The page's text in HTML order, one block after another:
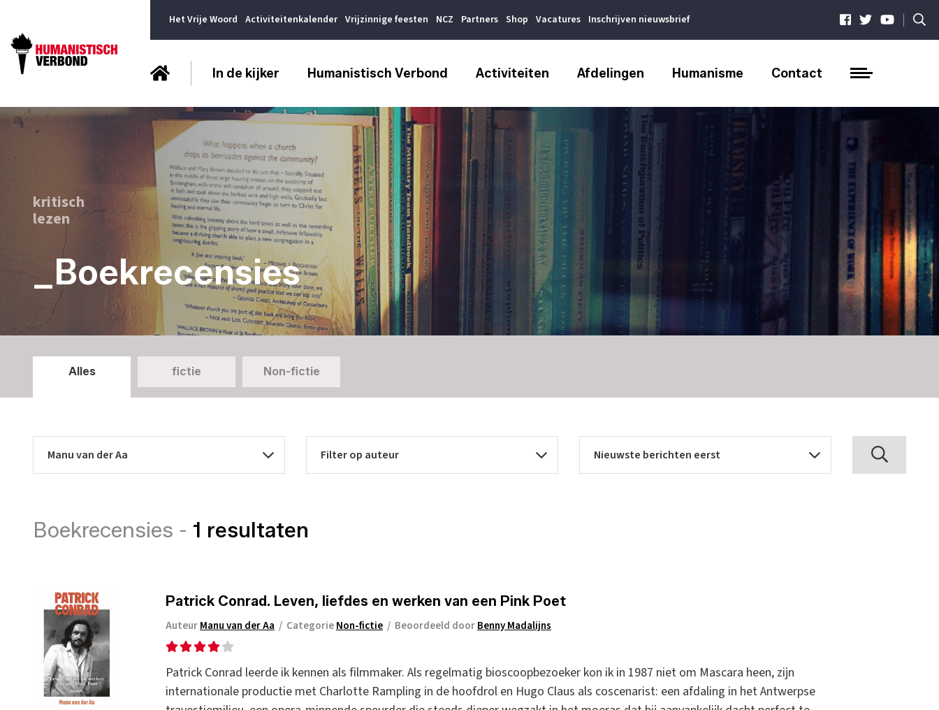
Het Vrije Woord Activiteitenkalender Vrijzinnige feesten NCZ Partners Shop Vacatures Inschrijven nieuwsbrief |
In de kijker Humanistisch Verbond Activiteiten Afdelingen Humanisme Contact
kritisch
lezen
_Boekrecensies
Alles fictie Non-fictie
Boekrecensies - 1 resultaten
Patrick Conrad. Leven, liefdes en werken van een Pink Poet
AuteurManu van der Aa / CategorieNon-fictie / Beoordeeld doorBenny Madalijns
Patrick Conrad leerde ik kennen als filmmaker. Als regelmatig bioscoopbezoeker kon ik in 1987 niet om Mascara heen, zijn
internationale productie met Charlotte Rampling in de hoofdrol en Hugo Claus als coscenarist: een afdaling in het Antwerpse